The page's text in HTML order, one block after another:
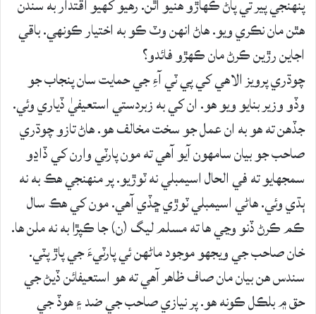
هٿن مان نڪري ويو. هاڻ انهن وٽ ڪو به اختيار ڪونهي. باقي
اجاين رڙين ڪرڻ مان ڪهڙو فائدو؟
چوڌري پرويز الاهي کي پي ٽي آءِ جي حمايت سان پنجاب جو
وڏو وزير بنايو ويو هو. ان کي به زبردستي استعيفيٰ ڏياري وئي.
جڏهن ته هو به ان عمل جو سخت مخالف هو. هاڻ تازو چوڌري
صاحب جو بيان سامهون آيو آهي ته مون پارٽي وارن کي ڏاڍو
سمجهايو ته في الحال اسيمبلي نه ٽوڙيو. پر منهنجي هڪ به نه
ٻڌي وئي. هاڻي اسيمبلي ٽوڙي ڇڏي آهي. مون کي هڪ سال
ڪم ڪرڻ ڏنو وڃي ها ته مسلم ليگ (ن) جا ڪپڙا به نه ملن ها.
خان صاحب جي ويجهو موجود ماڻهن ئي پارٽيءَ جي پاڙ پٽي.
سندس هن بيان مان صاف ظاهر آهي ته هو استعيفائن ڏيڻ جي
حق ۾ بلڪل ڪونه هو. پر نيازي صاحب جي ضد ۽ هوڏ جي